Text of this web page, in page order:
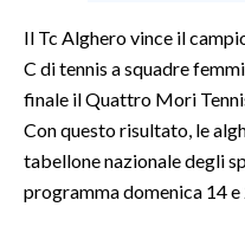
TENNIS
CULTURA
SPETTACOLI
Il Tc Alghero vince il
C di tennis a squadre
finale il Quattro Mori
Con questo risultato, le
tabellone nazionale degli
programma domenica 14 e